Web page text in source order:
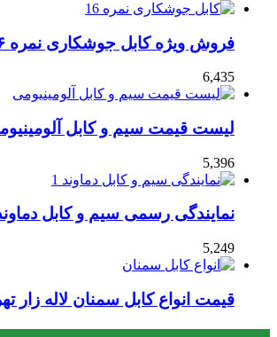
فروش ویژه کابل جوشکاری نمره ۱۶
6,435
لیست قیمت سیم و کابل
5,396
نمایندگی رسمی سیم و کابل
5,249
قیمت انواع کابل سمنان لاله زار
4,727